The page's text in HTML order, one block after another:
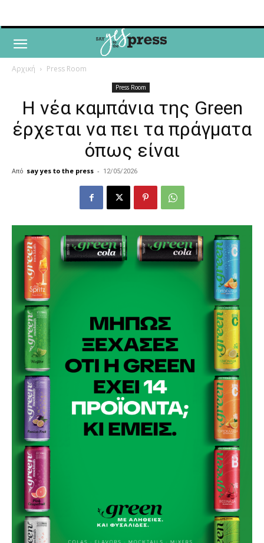
Αρχική Press Room
Press Room
Η νέα καμπάνια της Green
έρχεται να πει τα πράγματα
όπως είναι
Από say yes to the press - 12/05/2026